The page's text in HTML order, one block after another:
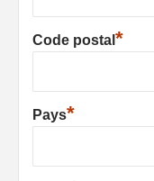
Code postal *
Pays*